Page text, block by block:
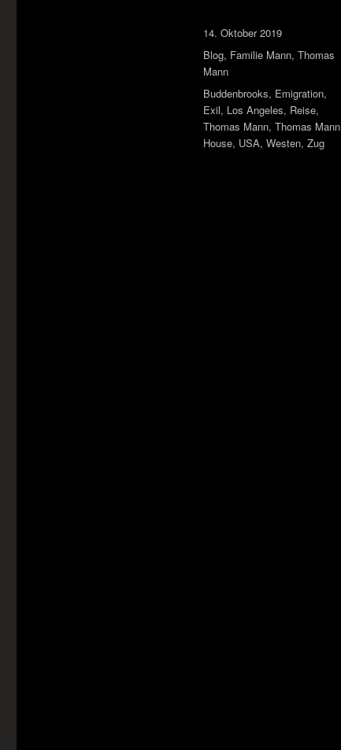
Veröffentlicht
am
14. Oktober 2019
Kategorien
Blog, Familie Mann, Thomas
Mann
Schlagwörter
Buddenbrooks, Emigration,
Exil, Los Angeles, Reise,
Thomas Mann, Thomas Mann
House, USA, Westen, Zug